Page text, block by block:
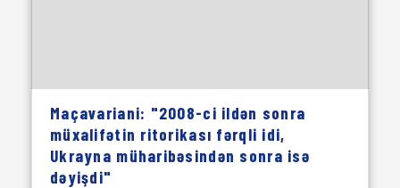
Maçavariani: "2008-ci ildən sonra
müxalifətin ritorikası fərqli idi,
Ukrayna müharibəsindən sonra isə
dəyişdi"